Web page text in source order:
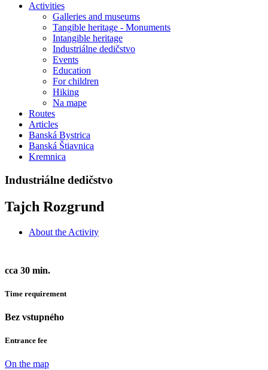
Activities
Galleries and museums
Tangible heritage - Monuments
Intangible heritage
Industriálne dedičstvo
Events
Education
For children
Hiking
Na mape
Routes
Articles
Banská Bystrica
Banská Štiavnica
Kremnica
Industriálne dedičstvo
Tajch Rozgrund
About the Activity
cca 30 min.
Time requirement
Bez vstupného
Entrance fee
On the map